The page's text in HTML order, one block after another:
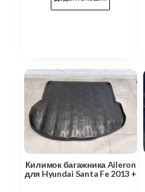
Килимок багажника Aileron
для Hyundai Santa Fe 2013 +